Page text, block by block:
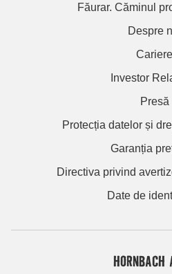
Făurar. Căminul
Despre
Cariere
Investor
Presă
Protecția datelor și
Garanția
Directiva privind
Date de
HORNBACH